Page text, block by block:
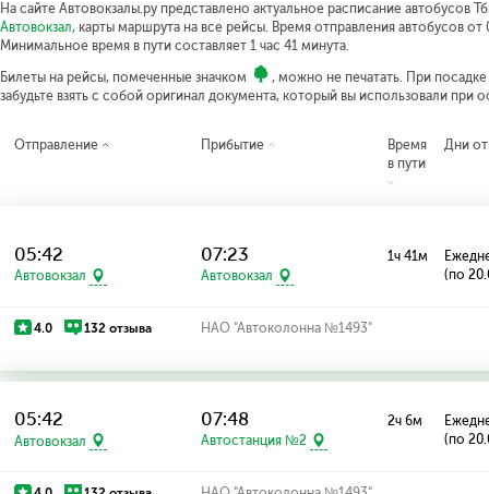
На сайте Автовокзалы.ру представлено актуальное расписание автобусов
Автовокзал, карты маршрута на все рейсы. Время отправления автобусов от
Минимальное время в пути составляет 1 час 41 минута.
Билеты на рейсы, помеченные значком
, можно не печатать. При
забудьте взять с собой оригинал документа, который вы использовали при
Отправление Прибытие
Время
в пути
Дни
05:42
Автовокзал
07:23
Автовокзал
1ч 41м
(по
4.0 132 отзыва НАО "Автоколонна №1493"
05:42
Автовокзал
07:48
Автостанция №2
2ч 6м
(по